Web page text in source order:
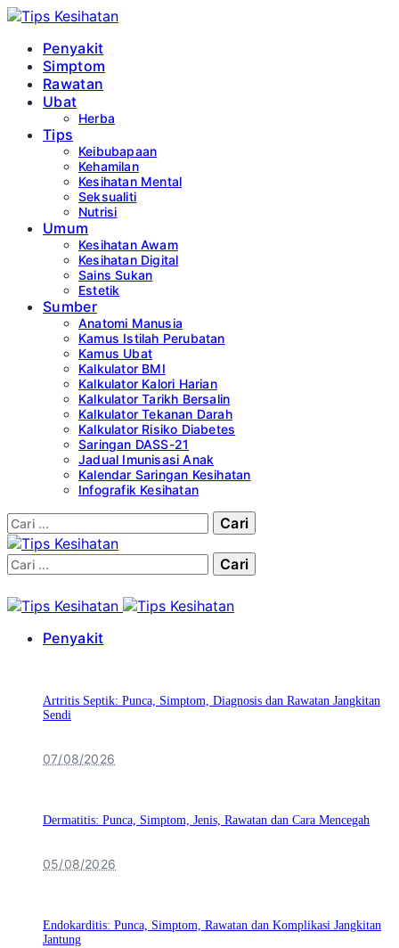
Penyakit
Simptom
Rawatan
Ubat
Herba
Tips
Keibubapaan
Kehamilan
Kesihatan Mental
Seksualiti
Nutrisi
Umum
Kesihatan Awam
Kesihatan Digital
Sains Sukan
Estetik
Sumber
Anatomi Manusia
Kamus Istilah Perubatan
Kamus Ubat
Kalkulator BMI
Kalkulator Kalori Harian
Kalkulator Tarikh Bersalin
Kalkulator Tekanan Darah
Kalkulator Risiko Diabetes
Saringan DASS-21
Jadual Imunisasi Anak
Kalendar Saringan Kesihatan
Infografik Kesihatan
Cari:
Cari:
Penyakit
Artritis Septik: Punca, Simptom, Diagnosis dan Rawatan Jangkitan
Sendi
07/08/2026
Dermatitis: Punca, Simptom, Jenis, Rawatan dan Cara Mencegah
05/08/2026
Endokarditis: Punca, Simptom, Rawatan dan Komplikasi Jangkitan
Jantung